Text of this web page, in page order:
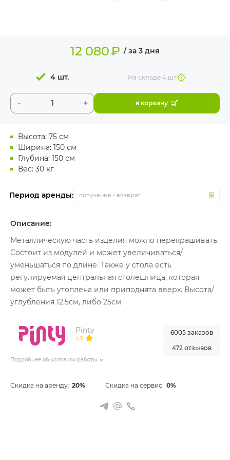
ОБОРУДОВАНИЕ
Высота: 75 см
Ширина: 150 см
Глубина: 150 см
Вес: 30 кг
Период аренды: получение - возврат
12 080₽ / за 3 дня
- +
4 шт. На складе4 шт
в корзину
Описание:
Металлическую часть изделия можно перекрашивать.
Состоит из модулей и может увеличиваться/
уменьшаться по длине. Также у стола есть
регулируемая центральная столешница, которая
может быть утоплена или приподнята вверх. Высота/
углубления 12.5см, либо 25см
Pinty
4.9
Подробнее об условиях работы
6005 заказов
472 отзывов
Скидка на аренду: 20% Скидка на сервис: 0%